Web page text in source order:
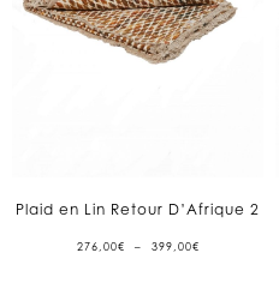
Plaid en Lin Retour D’Afrique 2
276,00€ – 399,00€PLAGE
DE